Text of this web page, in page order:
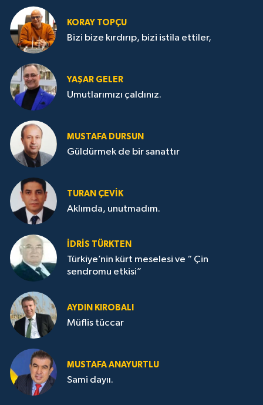
KORAY TOPÇU
Bizi bize kırdırıp, bizi istila ettiler,
YAŞAR GELER
Umutlarımızı çaldınız.
MUSTAFA DURSUN
Güldürmek de bir sanattır
TURAN ÇEVİK
Aklımda, unutmadım.
İDRİS TÜRKTEN
Türkiye’nin kürt meselesi ve “ Çin
sendromu etkisi”
AYDIN KIROBALI
Müflis tüccar
MUSTAFA ANAYURTLU
Sami dayıı.